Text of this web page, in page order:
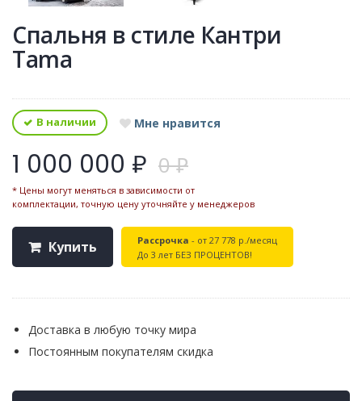
Спальня в стиле Кантри
Tama
В наличии Мне нравится
1 000 000 ₽ 0 ₽
* Цены могут меняться в зависимости от
комплектации, точную цену уточняйте у менеджеров
Купить Рассрочка - от 27 778 р./месяц
До 3 лет БЕЗ ПРОЦЕНТОВ!
Доставка в любую точку мира
Постоянным покупателям скидка